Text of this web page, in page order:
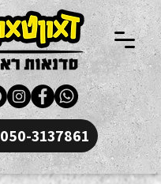
050-3137861